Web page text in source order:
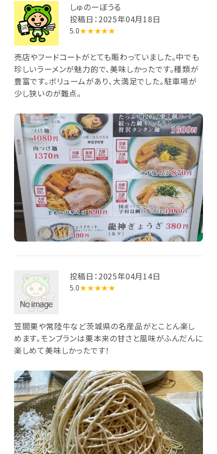
しゅのーぼうる
投稿日：2025年04月18日
5.0★★★★★
売店やフードコートがとても賑わっていました。中でも
珍しいラーメンが魅力的で、美味しかったです。種類が
豊富です。ボリュームがあり、大満足でした。駐車場が
少し狭いのが難点。
投稿日：2025年04月14日
5.0★★★★★
笠間栗や常陸牛など茨城県の名産品がとことん楽し
めます。モンブランは栗本来の甘さと風味がふんだんに
楽しめて美味しかったです！